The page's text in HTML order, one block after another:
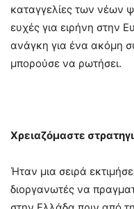
καταγγελίες των νέων
ευχές για ειρήνη στην
ανάγκη για ένα ακόμη
μπορούσε να ρωτήσει.
Χρειαζόμαστε
Ήταν μια σειρά
διοργανωτές να